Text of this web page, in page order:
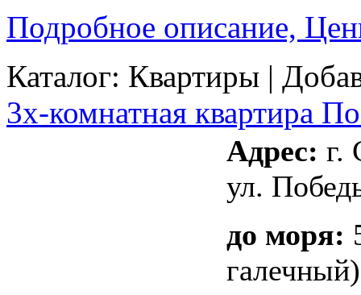
Подробное описание,
Каталог: Квартиры |
3х-комнатная квартира
Адрес: г.
ул.
до моря:
галечный)